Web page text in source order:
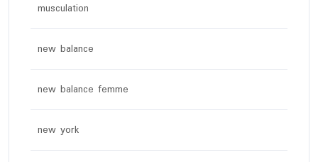
musculation
new balance
new balance femme
new york